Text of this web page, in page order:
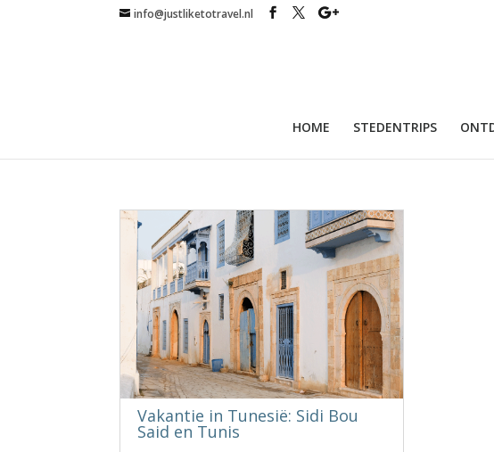
info@justliketotravel.nl
HOME STEDENTRIPS
Vakantie in Tunesië: Sidi Bou
Said en Tunis